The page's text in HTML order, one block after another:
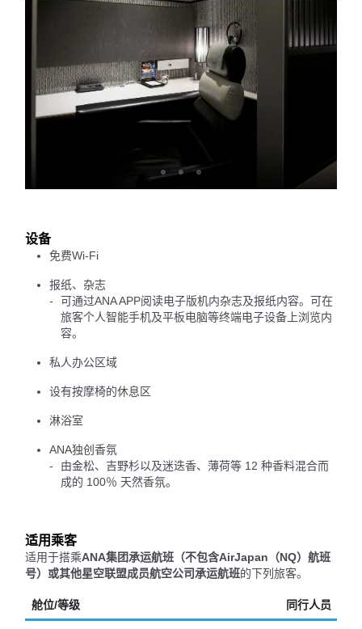
设备
免费Wi-Fi
报纸、杂志
可通过ANA APP阅读电子版机内杂志及报纸内容。可在
旅客个人智能手机及平板电脑等终端电子设备上浏览内
容。
私人办公区域
设有按摩椅的休息区
淋浴室
ANA独创香氛
由金松、吉野杉以及迷迭香、薄荷等 12 种香料混合而
成的 100％ 天然香氛。
适用乘客
适用于搭乘ANA集团承运航班（不包含AirJapan（NQ）航班
号）或其他星空联盟成员航空公司承运航班的下列旅客。
舱位/等级 同行人员